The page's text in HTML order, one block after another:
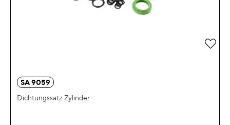
SA 9059
Dichtungssatz Zylinder
Zur